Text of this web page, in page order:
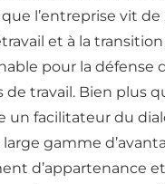
que l’entreprise vit
et à la
pour la défense
travail. Bien plus
un facilitateur du
gamme
d’appartenance